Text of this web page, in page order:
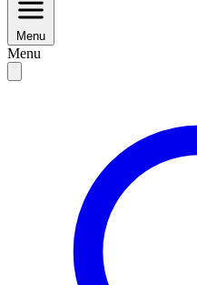
Menu
Menu